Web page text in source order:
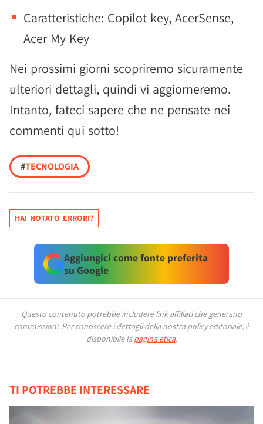
Caratteristiche: Copilot key, AcerSense,
Acer My Key
Nei prossimi giorni scopriremo sicuramente
ulteriori dettagli, quindi vi aggiorneremo.
Intanto, fateci sapere che ne pensate nei
commenti qui sotto!
#TECNOLOGIA
HAI NOTATO ERRORI?
Aggiungici come fonte preferita
su Google
Questo contenuto potrebbe includere link affiliati che generano
commissioni. Per conoscere i dettagli della nostra policy editoriale, è
disponibile la pagina etica.
TI POTREBBE INTERESSARE